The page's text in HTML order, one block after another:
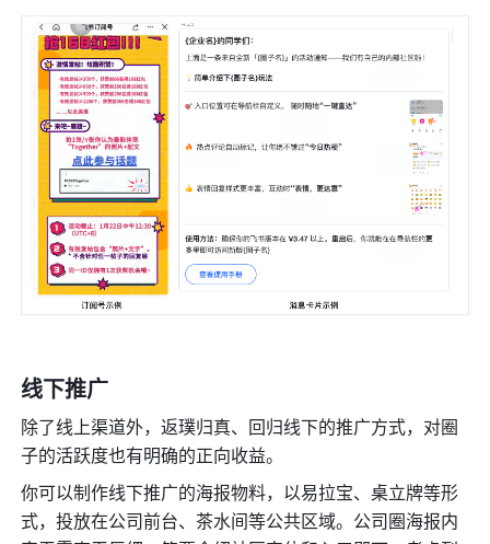
线下推广
除了线上渠道外，返璞归真、回归线下的推广方式，对圈
子的活跃度也有明确的正向收益。
你可以制作线下推广的海报物料，以易拉宝、桌立牌等形
式，投放在公司前台、茶水间等公共区域。公司圈海报内